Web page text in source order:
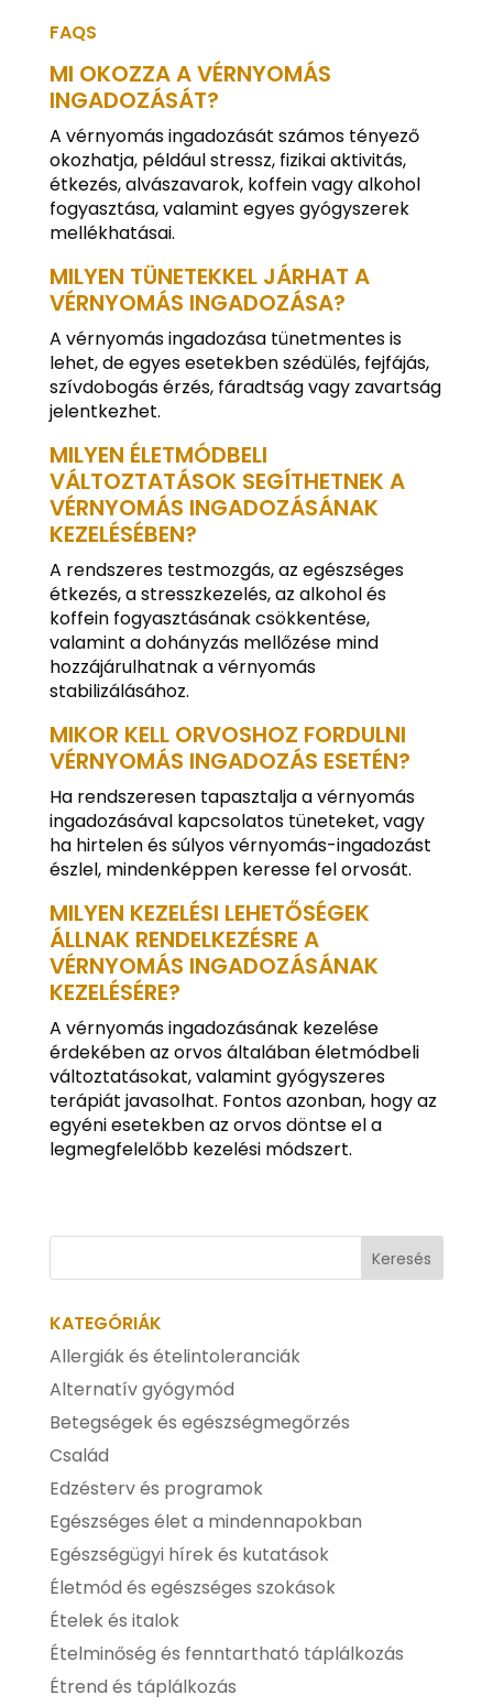
FAQS
MI OKOZZA A VÉRNYOMÁS
INGADOZÁSÁT?
A vérnyomás ingadozását számos tényező
okozhatja, például stressz, fizikai aktivitás,
étkezés, alvászavarok, koffein vagy alkohol
fogyasztása, valamint egyes gyógyszerek
mellékhatásai.
MILYEN TÜNETEKKEL JÁRHAT A
VÉRNYOMÁS INGADOZÁSA?
A vérnyomás ingadozása tünetmentes is
lehet, de egyes esetekben szédülés, fejfájás,
szívdobogás érzés, fáradtság vagy zavartság
jelentkezhet.
MILYEN ÉLETMÓDBELI
VÁLTOZTATÁSOK SEGÍTHETNEK A
VÉRNYOMÁS INGADOZÁSÁNAK
KEZELÉSÉBEN?
A rendszeres testmozgás, az egészséges
étkezés, a stresszkezelés, az alkohol és
koffein fogyasztásának csökkentése,
valamint a dohányzás mellőzése mind
hozzájárulhatnak a vérnyomás
stabilizálásához.
MIKOR KELL ORVOSHOZ FORDULNI
VÉRNYOMÁS INGADOZÁS ESETÉN?
Ha rendszeresen tapasztalja a vérnyomás
ingadozásával kapcsolatos tüneteket, vagy
ha hirtelen és súlyos vérnyomás-ingadozást
észlel, mindenképpen keresse fel orvosát.
MILYEN KEZELÉSI LEHETŐSÉGEK
ÁLLNAK RENDELKEZÉSRE A
VÉRNYOMÁS INGADOZÁSÁNAK
KEZELÉSÉRE?
A vérnyomás ingadozásának kezelése
érdekében az orvos általában életmódbeli
változtatásokat, valamint gyógyszeres
terápiát javasolhat. Fontos azonban, hogy az
egyéni esetekben az orvos döntse el a
legmegfelelőbb kezelési módszert.
KATEGÓRIÁK
Allergiák és ételintoleranciák
Alternatív gyógymód
Betegségek és egészségmegőrzés
Család
Edzésterv és programok
Egészséges élet a mindennapokban
Egészségügyi hírek és kutatások
Életmód és egészséges szokások
Ételek és italok
Ételminőség és fenntartható táplálkozás
Étrend és táplálkozás